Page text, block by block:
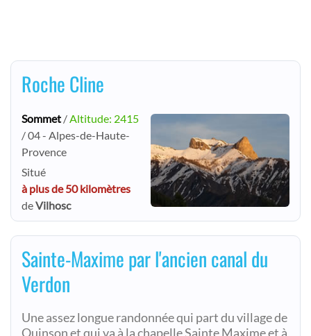
Roche Cline
Sommet /Altitude: 2415
/ 04 - Alpes-de-Haute-
Provence
Situé
à plus de 50 kilomètres
deVilhosc
Sainte-Maxime par l'ancien canal du
Verdon
Une assez longue randonnée qui part du village de
Quinson et qui va à la chapelle Sainte Maxime et à